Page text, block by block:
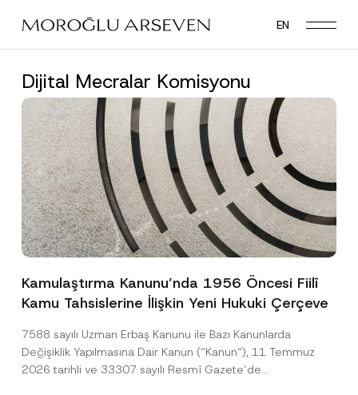
main
EN
Dijital Mecralar Komisyonu
Kamulaştırma Kanunu’nda 1956 Öncesi Fiilî
Kamu Tahsislerine İlişkin Yeni Hukuki Çerçeve
7588 sayılı Uzman Erbaş Kanunu ile Bazı Kanunlarda
Değişiklik Yapılmasına Dair Kanun (“Kanun“), 11 Temmuz
2026 tarihli ve 33307 sayılı Resmî Gazete’de